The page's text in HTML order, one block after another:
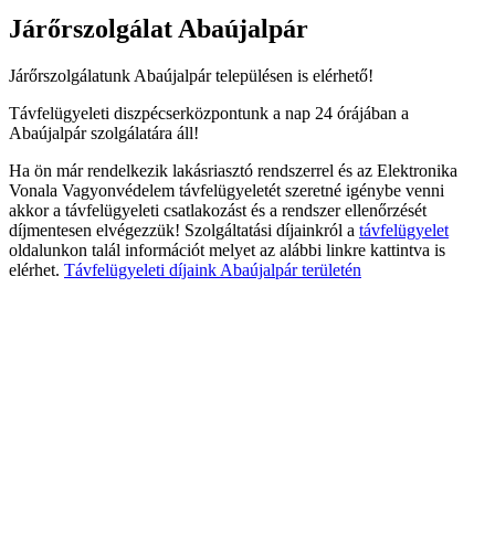
Járőrszolgálat Abaújalpár
Járőrszolgálatunk Abaújalpár településen is elérhető!
Távfelügyeleti diszpécserközpontunk a nap 24 órájában a
Abaújalpár szolgálatára áll!
Ha ön már rendelkezik lakásriasztó rendszerrel és az Elektronika
Vonala Vagyonvédelem távfelügyeletét szeretné igénybe venni
akkor a távfelügyeleti csatlakozást és a rendszer ellenőrzését
díjmentesen elvégezzük! Szolgáltatási díjainkról a távfelügyelet
oldalunkon talál információt melyet az alábbi linkre kattintva is
elérhet. Távfelügyeleti díjaink Abaújalpár területén